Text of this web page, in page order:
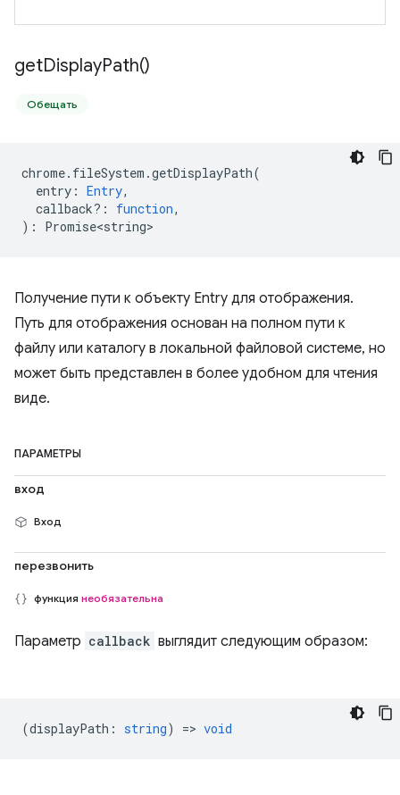
getDisplayPath()
Обещать
chrome. fileSystem .getDisplayPath(
entry : Entry,
callback? : function,
) : Promise<string>
Получение пути к объекту Entry для отображения.
Путь для отображения основан на полном пути к
файлу или каталогу в локальной файловой системе, но
может быть представлен в более удобном для чтения
виде.
ПАРАМЕТРЫ
вход
Вход
перезвонить
функция необязательна
Параметр callback выглядит следующим образом:
(displayPath : string) => void